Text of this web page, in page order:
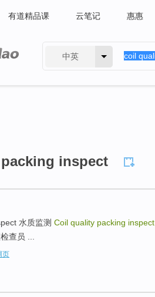
有道精品课 云笔记 惠惠
中英
inspect
水质监测 Coil quality packing inspect
查员 ...
页